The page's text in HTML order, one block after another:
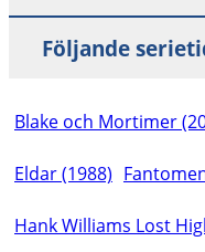
Följande
Blake och Mortimer
Eldar (1988)
Hank Williams Lost